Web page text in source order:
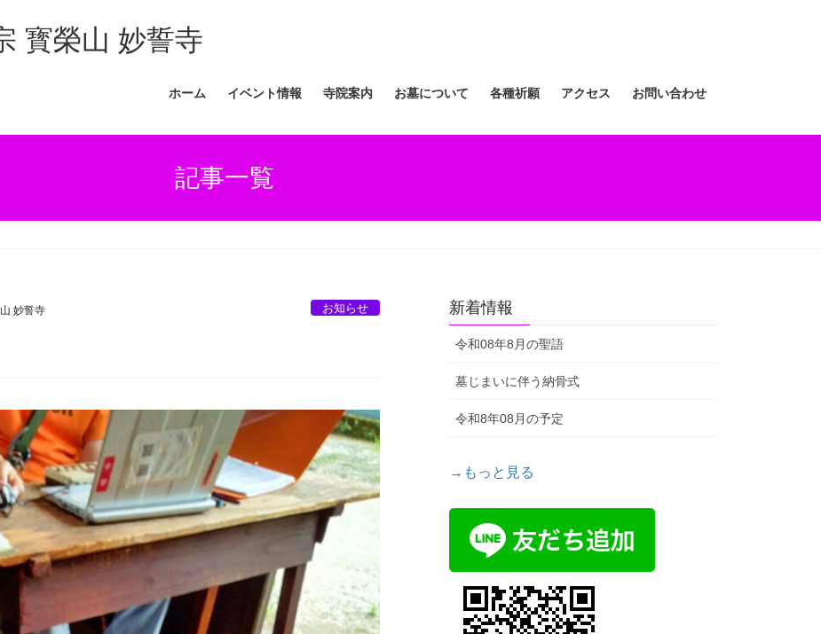
寳榮山 妙誓寺
ホーム イベント情報 寺院案内 お墓について 各種祈願 アクセス お問い合わせ
記事一覧
妙誓寺 お知らせ 新着情報
令和08年8月の聖語
墓じまいに伴う納骨式⁡
令和8年08月の予定
→もっと見る